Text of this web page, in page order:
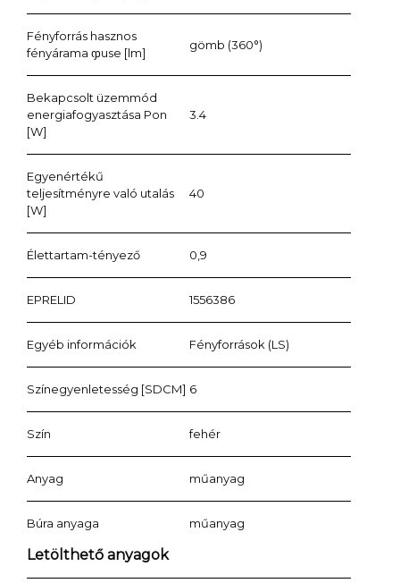
Fényforrás hasznos
fényárama ჶuse [lm]
gömb (360°)
Bekapcsolt üzemmód
energiafogyasztása Pon
[W]
3.4
Egyenértékű
teljesítményre való utalás
[W]
40
Élettartam-tényező 0,9
EPRELID 1556386
Egyéb információk Fényforrások (LS)
Színegyenletesség [SDCM] 6
Szín fehér
Anyag műanyag
Búra anyaga műanyag
Letölthető anyagok